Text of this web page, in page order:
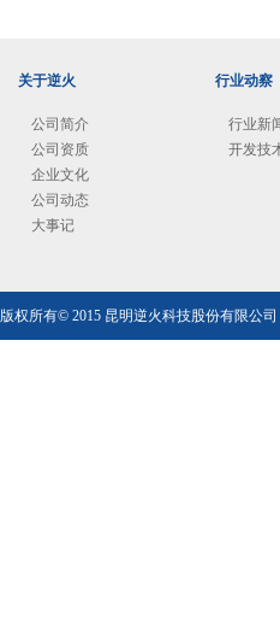
关于逆火
公司简介
公司资质
企业文化
公司动态
大事记
行业动察
行业新
开发技
版权所有© 2015 昆明逆火科技股份有限公司